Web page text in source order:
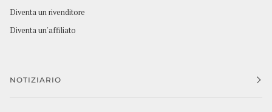
Diventa un rivenditore
Diventa un'affiliato
NOTIZIARIO